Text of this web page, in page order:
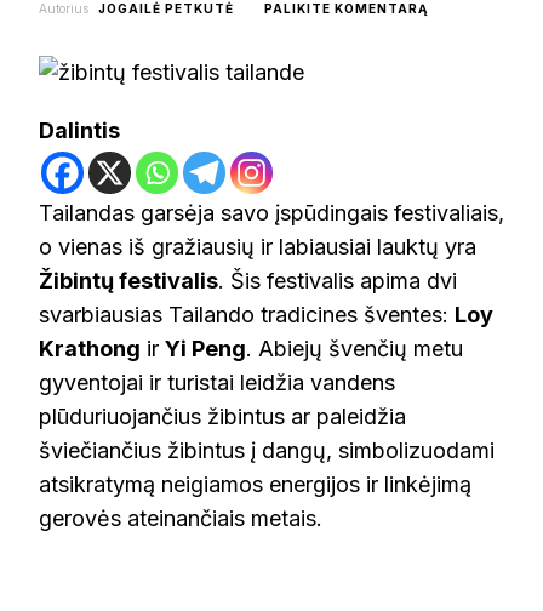
Autorius JOGAILĖ PETKUTĖ PALIKITE KOMENTARĄ
Dalintis
Tailandas garsėja savo įspūdingais festivaliais,
o vienas iš gražiausių ir labiausiai lauktų yra
Žibintų festivalis. Šis festivalis apima dvi
svarbiausias Tailando tradicines šventes: Loy
Krathong ir Yi Peng. Abiejų švenčių metu
gyventojai ir turistai leidžia vandens
plūduriuojančius žibintus ar paleidžia
šviečiančius žibintus į dangų, simbolizuodami
atsikratymą neigiamos energijos ir linkėjimą
gerovės ateinančiais metais.